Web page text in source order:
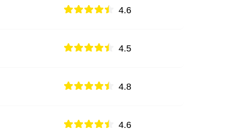
4.6
4.5
4.8
4.6